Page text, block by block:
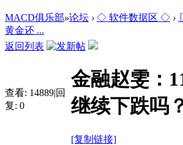
MACD俱乐部»论坛 › ◇ 软件数据区 ◇ ›
黄金还 ...
返回列表
查看: 14889|回
复: 0
金融赵雯：
继续下跌吗
[复制链接]